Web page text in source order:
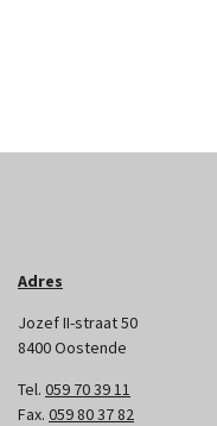
Adres
Jozef II-straat 50
8400 Oostende
Tel. 059 70 39 11
Fax. 059 80 37 82